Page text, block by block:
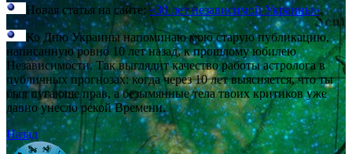
Новая статья на сайте:«30 лет независимой Украины».
Ко Дню Украины напоминаю мою старую публикацию,
написанную ровно 10 лет назад, к прошлому юбилею
Независимости. Так выглядит качество работы астролога в
публичных прогнозах: когда через 10 лет выясняется, что ты
был пугающе прав, а безымянные тела твоих критиков уже
давно унесло рекой Времени.
Назад